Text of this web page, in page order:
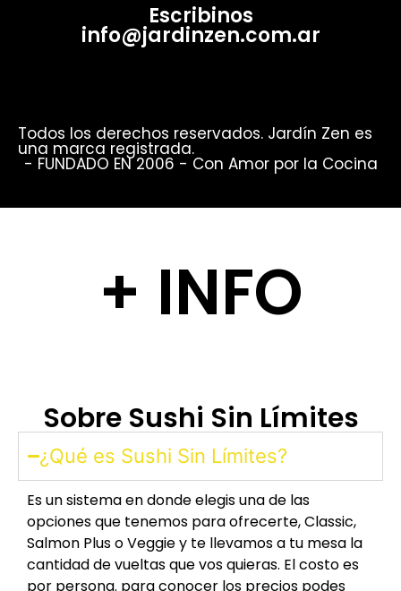
Escribinos
info@jardinzen.com.ar
Todos los derechos reservados. Jardín Zen es
una marca registrada.
- FUNDADO EN 2006 - Con Amor por la Cocina
+ INFO
Sobre Sushi Sin Límites
¿Qué es Sushi Sin Límites?
Es un sistema en donde elegis una de las
opciones que tenemos para ofrecerte, Classic,
Salmon Plus o Veggie y te llevamos a tu mesa la
cantidad de vueltas que vos quieras. El costo es
por persona. para conocer los precios podes